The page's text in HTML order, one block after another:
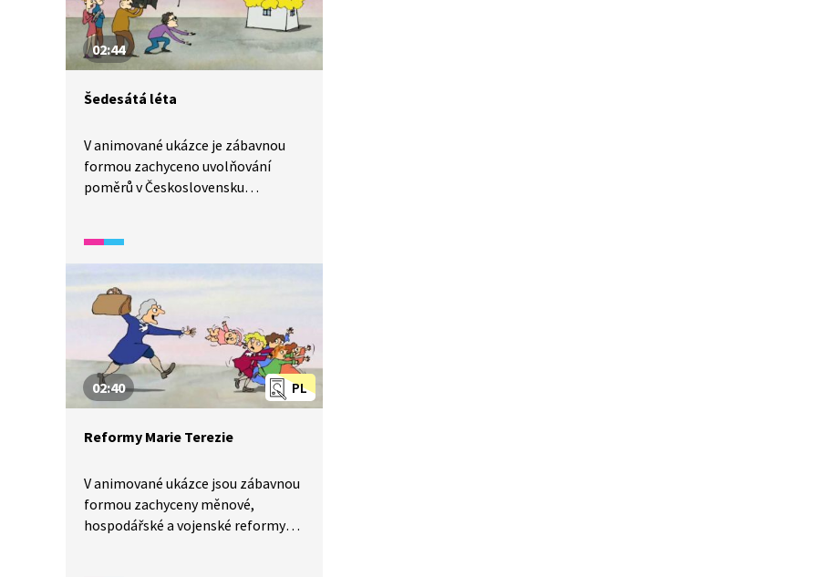
02:44
Šedesátá léta
V animované ukázce je zábavnou
formou zachyceno uvolňování
poměrů v Československu
PL
02:40
Reformy Marie Terezie
V animované ukázce jsou zábavnou
formou zachyceny měnové,
hospodářské a vojenské reformy